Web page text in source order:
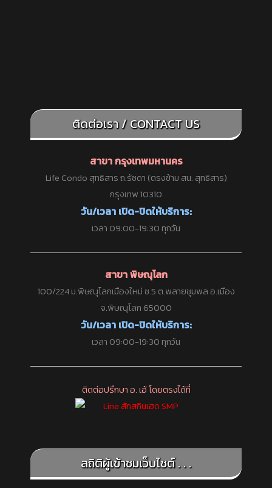
ติดต่อเรา / CONTACT US
สาขา กรุงเทพมหานคร
Life Condo สุทธิสาร ถ.รัชดา (ตรงข้าม สน. สุทธิสาร)
กรุงเทพ 10310
วัน/เวลา เปิด-ปิดให้บริการ:
เวลา 09:00-19:30 ทุกวัน
สาขา พิษณุโลก
100/224 ม.พิษณุโลกเมืองใหม่ ซ.5 ต.พลายชุมพล อ.เมือง
จ.พิษณุโลก 65000
วัน/เวลา เปิด-ปิดให้บริการ:
เวลา 09:00-19:30 ทุกวัน
ติดต่อปรึกษา อ. เอ้ โดยตรงได้ที่
สถิติผู้เข้าชมเว็บไซต์ . . .